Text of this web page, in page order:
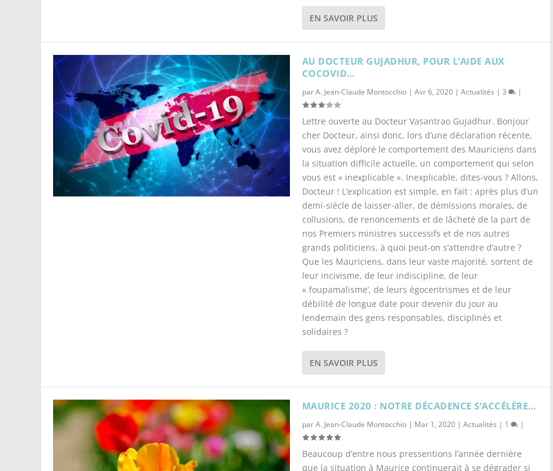
EN SAVOIR PLUS
AU DOCTEUR GUJADHUR, POUR L’AIDE AUX
COCOVID…
parA. Jean-Claude Montocchio| Avr 6, 2020| Actualités | 3 |
Lettre ouverte au Docteur Vasantrao Gujadhur. Bonjour
cher Docteur, ainsi donc, lors d’une déclaration récente,
vous avez déploré le comportement des Mauriciens dans
la situation difficile actuelle, un comportement qui selon
vous est « inexplicable ». Inexplicable, dites-vous ? Allons,
Docteur ! L’explication est simple, en fait : après plus d’un
demi-siècle de laisser-aller, de démissions morales, de
collusions, de renoncements et de lâcheté de la part de
nos Premiers ministres successifs et de nos autres
grands politiciens, à quoi peut-on s’attendre d’autre ?
Que les Mauriciens, dans leur vaste majorité, sortent de
leur incivisme, de leur indiscipline, de leur
« foupamalisme’, de leurs égocentrismes et de leur
débilité de longue date pour devenir du jour au
lendemain des gens responsables, disciplinés et
solidaires ?
EN SAVOIR PLUS
MAURICE 2020 : NOTRE DÉCADENCE S’ACCÉLÈRE…
parA. Jean-Claude Montocchio| Mar 1, 2020| Actualités | 1 |
Beaucoup d’entre nous pressentions l’année dernière
que la situation à Maurice continuerait à se dégrader si